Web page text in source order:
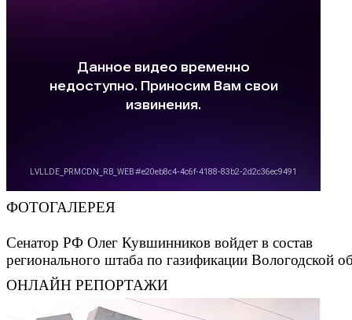
ФОТОГАЛЕРЕЯ
Сенатор РФ Олег Кувшинников войдет в состав
регионального штаба по газификации Вологодской
ОНЛАЙН РЕПОРТАЖИ